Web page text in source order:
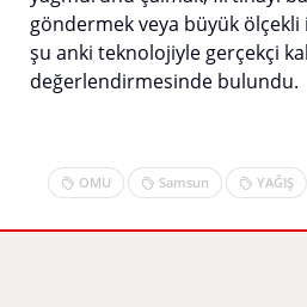
göndermek veya büyük
şu anki teknolojiyle gerçekçi
değerlendirmesinde bulundu.
OMU Samsun YAĞIŞ